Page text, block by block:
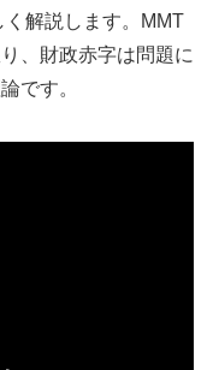
解説します。MMT
、財政赤字は問題に
です。